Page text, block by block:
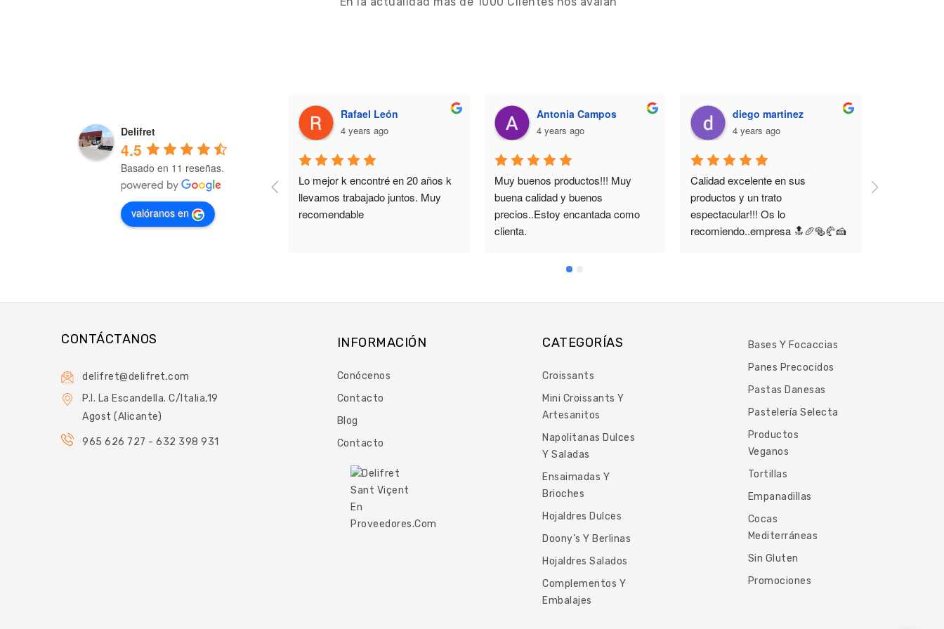
Delifret
4.5
Basado en 11 reseñas.
valóranos en
4 years ago
Los primeros en servicio y calidad.
Rafael León
4 years ago
Lo mejor k encontré en 20 años k
llevamos trabajado juntos. Muy
recomendable
Antonia Campos
4 years ago
Muy buenos productos!!! Muy
buena calidad y buenos
precios..Estoy encantada como
clienta.
diego martinez
4 years ago
Calidad excelente en sus
productos y un trato
espectacular!!! Os lo
recomiendo..empresa 🔝🥖🥯🥐🍰
CONTÁCTANOS
delifret@delifret.com
P.I. La Escandella. C/Italia,19
Agost (Alicante)
965 626 727 - 632 398 931
INFORMACIÓN
Conócenos
Contacto
Blog
Contacto
CATEGORÍAS
Croissants
Mini Croissants Y
Artesanitos
Napolitanas Dulces
Y Saladas
Ensaimadas Y
Brioches
Hojaldres Dulces
Doony’s Y Berlinas
Hojaldres Salados
Complementos Y
Embalajes
Bases Y Focaccias
Panes Precocidos
Pastas Danesas
Pastelería Selecta
Productos
Veganos
Tortillas
Empanadillas
Cocas
Mediterráneas
Sin Gluten
Promociones